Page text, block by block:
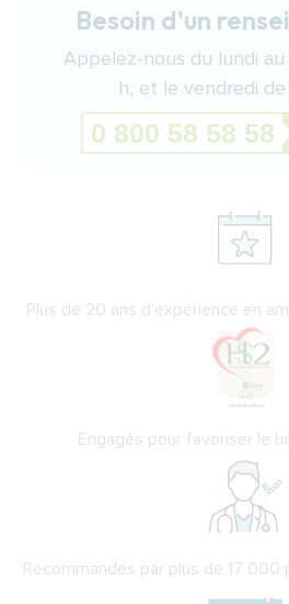
Besoin d'un
Appelez-nous du lundi au
h, et le vendredi de
Plus de 20 ans d'expérience en
Engagés pour favoriser le
Recommandés par plus de 17